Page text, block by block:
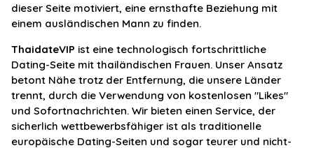
dieser Seite motiviert, eine ernsthafte Beziehung mit
einem ausländischen Mann zu finden.
ThaidateVIP ist eine technologisch fortschrittliche
Dating-Seite mit thailändischen Frauen. Unser Ansatz
betont Nähe trotz der Entfernung, die unsere Länder
trennt, durch die Verwendung von kostenlosen "Likes"
und Sofortnachrichten. Wir bieten einen Service, der
sicherlich wettbewerbsfähiger ist als traditionelle
europäische Dating-Seiten und sogar teurer und nicht-